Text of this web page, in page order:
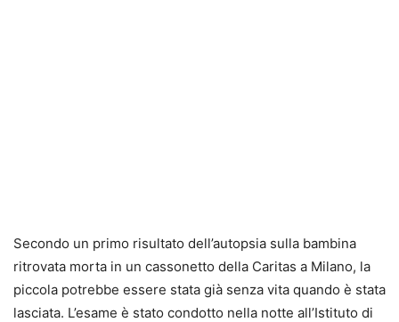
Secondo un primo risultato dell’autopsia sulla bambina
ritrovata morta in un cassonetto della Caritas a Milano, la
piccola potrebbe essere stata già senza vita quando è stata
lasciata. L’esame è stato condotto nella notte all’Istituto di